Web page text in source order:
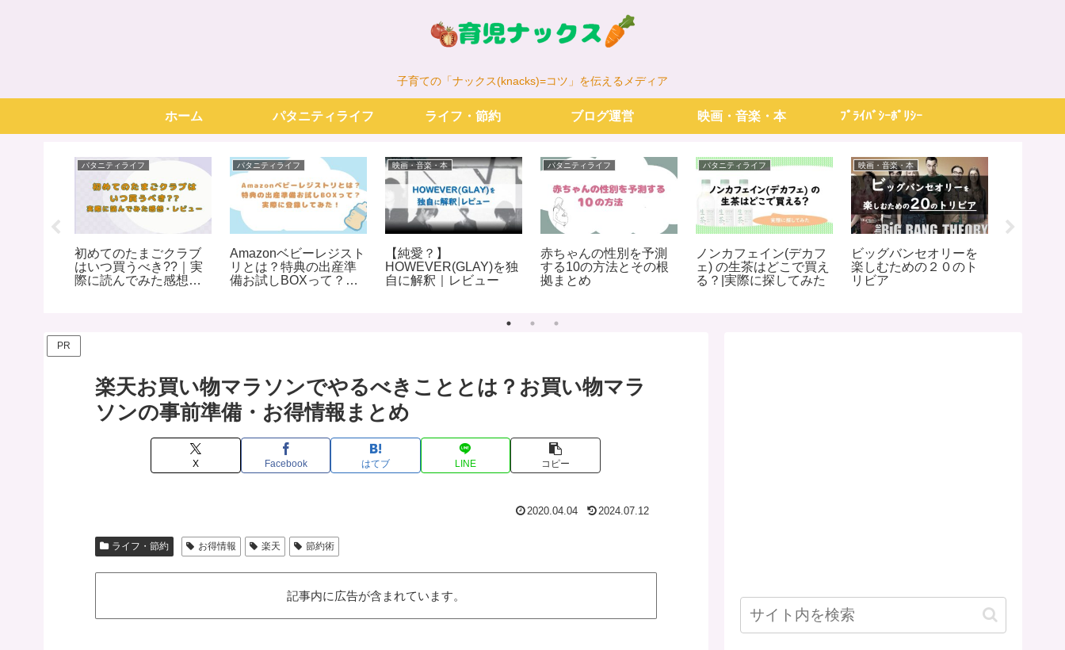
子育ての「ナックス(knacks)=コツ」を伝えるメディア
ホーム パタニティライフ ライフ・節約 ブログ運営 映画・音楽・本 ﾌﾟﾗｲﾊﾞｼｰﾎﾟﾘｼｰ
パタニティライフ
初めてのたまごクラブ
はいつ買うべき??｜実
際に読んでみた感想・
パタニティライフ
Amazonベビーレジスト
リとは？特典の出産準
備お試しBOXって？実
映画・音楽・本
【純愛？】
HOWEVER(GLAY)を独
自に解釈｜レビュー
パタニティライフ
赤ちゃんの性別を予測
する10の方法とその根
拠まとめ
パタニティライフ
ノンカフェイン(デカフ
ェ) の生茶はどこで買え
る？|実際に探してみた
映画・音楽・本
ビッグバンセオリーを
楽しむための２０のト
リビア
PR
楽天お買い物マラソンでやるべきこととは？お買い物マラ
ソンの事前準備・お得情報まとめ
X Facebook はてブ LINE コピー
2020.04.04 2024.07.12
ライフ・節約 お得情報 楽天 節約術
記事内に広告が含まれています。